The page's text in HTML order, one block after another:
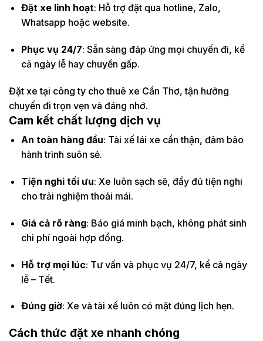
Đặt xe linh hoạt: Hỗ trợ đặt qua hotline, Zalo,
Whatsapp hoặc website.
Phục vụ 24/7: Sẵn sàng đáp ứng mọi chuyến đi, kể
cả ngày lễ hay chuyến gấp.
Đặt xe tại công ty cho thuê xe Cần Thơ, tận hưởng
chuyến đi trọn vẹn và đáng nhớ.
Cam kết chất lượng dịch vụ
An toàn hàng đầu: Tài xế lái xe cẩn thận, đảm bảo
hành trình suôn sẻ.
Tiện nghi tối ưu: Xe luôn sạch sẽ, đầy đủ tiện nghi
cho trải nghiệm thoải mái.
Giá cả rõ ràng: Báo giá minh bạch, không phát sinh
chi phí ngoài hợp đồng.
Hỗ trợ mọi lúc: Tư vấn và phục vụ 24/7, kể cả ngày
lễ – Tết.
Đúng giờ: Xe và tài xế luôn có mặt đúng lịch hẹn.
Cách thức đặt xe nhanh chóng